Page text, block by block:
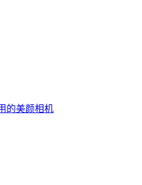
的美颜相机